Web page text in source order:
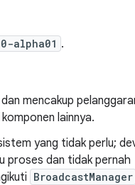
alpha01 .
mencakup
lainnya.
yang tidak perlu;
proses dan tidak pernah
BroadcastManager